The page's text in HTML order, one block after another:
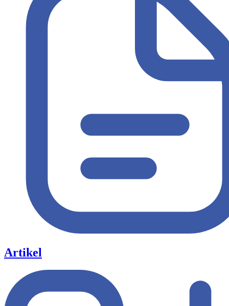
Artikel